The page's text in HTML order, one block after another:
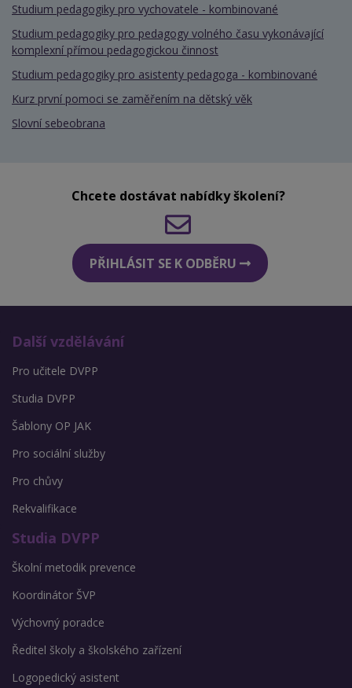
Studium pedagogiky pro vychovatele - kombinované
Studium pedagogiky pro pedagogy volného času vykonávající
komplexní přímou pedagogickou činnost
Studium pedagogiky pro asistenty pedagoga - kombinované
Kurz první pomoci se zaměřením na dětský věk
Slovní sebeobrana
Chcete dostávat nabídky školení?
PŘIHLÁSIT SE K ODBĚRU
Další vzdělávání
Pro učitele DVPP
Studia DVPP
Šablony OP JAK
Pro sociální služby
Pro chůvy
Rekvalifikace
Studia DVPP
Školní metodik prevence
Koordinátor ŠVP
Výchovný poradce
Ředitel školy a školského zařízení
Logopedický asistent